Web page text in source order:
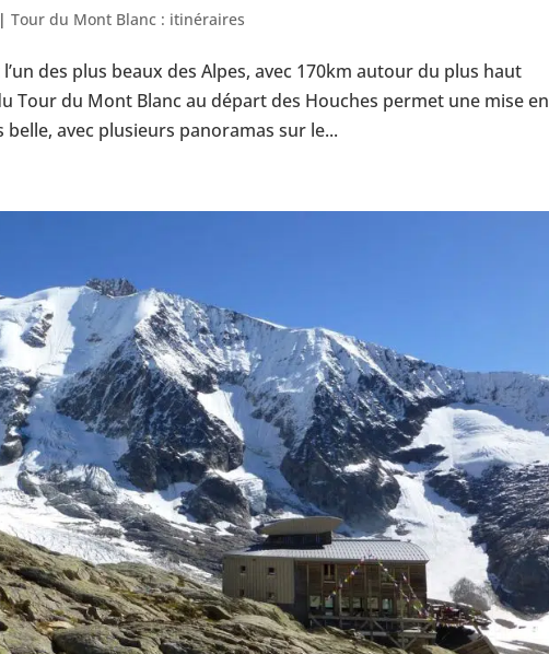
|Tour du Mont Blanc : itinéraires
des plus beaux des Alpes, avec 170km autour du plus haut
Tour du Mont Blanc au départ des Houches permet une mise en
avec plusieurs panoramas sur le...